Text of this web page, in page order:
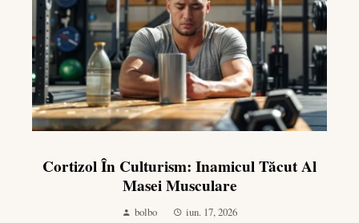
Cortizol În Culturism: Inamicul Tăcut Al
Masei Musculare
bolbo iun. 17, 2026